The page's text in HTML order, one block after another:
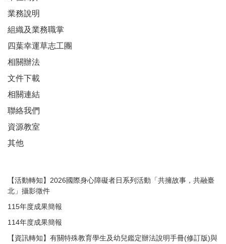
業務說明
組織及業務職掌
四葉幸運草志工團
相關辦法
文件下載
相關連結
聯絡我們
資源教室
其他
【活動轉知】2026國際身心障礙者日系列活動「共擁故事，共融臺
北」攝影徵件
115年度成果簡報
114年度成果簡報
【資訊轉知】有關特殊教育學生及幼兒鑑定辦法說明手冊(修訂版)與